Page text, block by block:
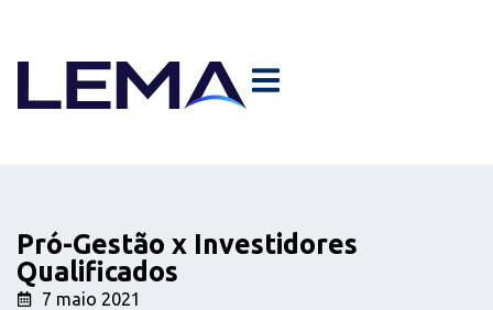
Pró-Gestão x Investidores
Qualificados
7 maio 2021